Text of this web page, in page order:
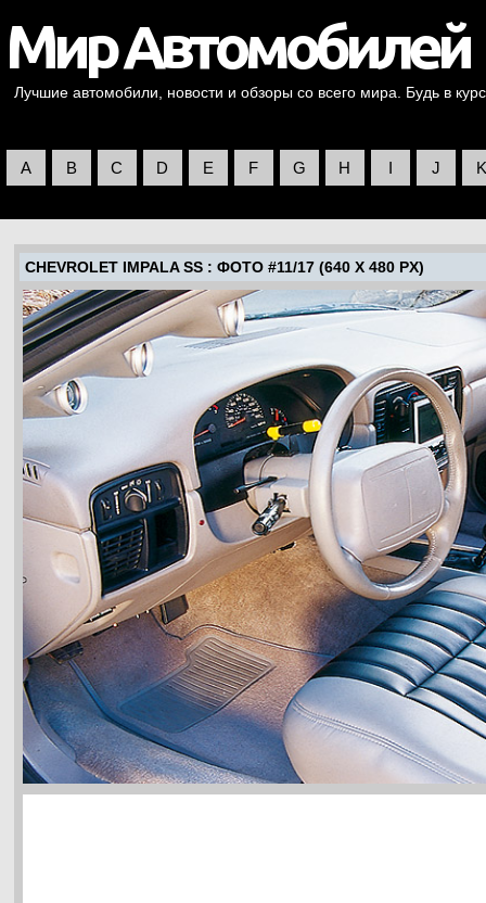
Лучшие автомобили, новости и обзоры со всего мира. Будь в
A B C D E F G H I J K
CHEVROLET IMPALA SS : ФОТО #11/17 (640 X 480 PX)